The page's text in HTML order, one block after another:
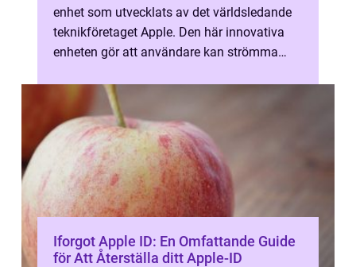
enhet som utvecklats av det världsledande
teknikföretaget Apple. Den här innovativa
enheten gör att användare kan strömma
Iforgot Apple ID: En Omfattande Guide
för Att Återställa ditt Apple-ID